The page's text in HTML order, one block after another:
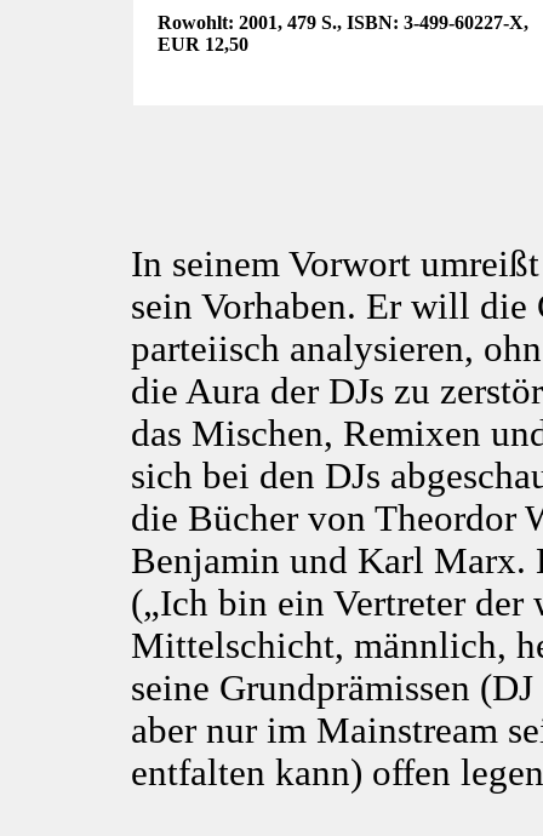
Rowohlt: 2001, 479 S., ISBN: 3-499-60227-X,
EUR 12,50
In seinem Vorwort
sein Vorhaben. Er will die
parteiisch analysieren,
die Aura der DJs zu
das Mischen, Remixen
sich bei den DJs
die Bücher von Theordor
Benjamin und Karl Marx.
(„Ich bin ein Vertreter der
Mittelschicht, männlich,
seine Grundprämissen
aber nur im Mainstream
entfalten kann) offen